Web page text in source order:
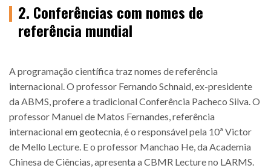
2. Conferências com nomes de
referência mundial
A programação científica traz nomes de referência
internacional. O professor Fernando Schnaid, ex-presidente
da ABMS, profere a tradicional Conferência Pacheco Silva. O
professor Manuel de Matos Fernandes, referência
internacional em geotecnia, é o responsável pela 10ª Victor
de Mello Lecture. E o professor Manchao He, da Academia
Chinesa de Ciências, apresenta a CBMR Lecture no LARMS.